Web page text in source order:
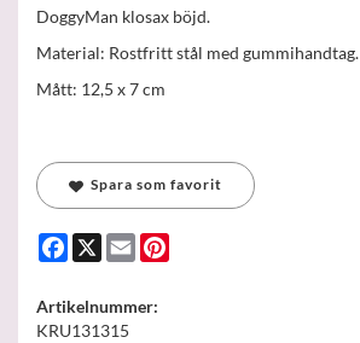
DoggyMan klosax böjd.
Material: Rostfritt stål med gummihandtag.
Mått: 12,5 x 7 cm
Spara som favorit
Facebook
X Email
Artikelnummer:
KRU131315